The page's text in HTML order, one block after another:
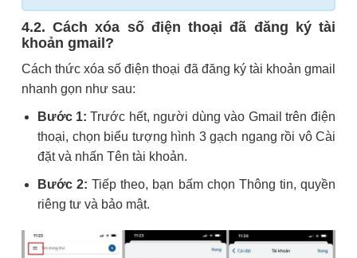
4.2. Cách xóa số điện thoại đã đăng ký tài
khoản gmail?
Cách thức xóa số điện thoại đã đăng ký tài khoản gmail
nhanh gọn như sau:
Bước 1: Trước hết, người dùng vào Gmail trên điện
thoại, chọn biểu tượng hình 3 gạch ngang rồi vô Cài
đặt và nhấn Tên tài khoản.
Bước 2: Tiếp theo, bạn bấm chọn Thông tin, quyền
riêng tư và bảo mật.